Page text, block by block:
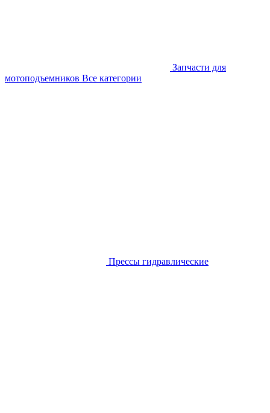
Запчасти для
мотоподъемников Все категории
Прессы гидравлические